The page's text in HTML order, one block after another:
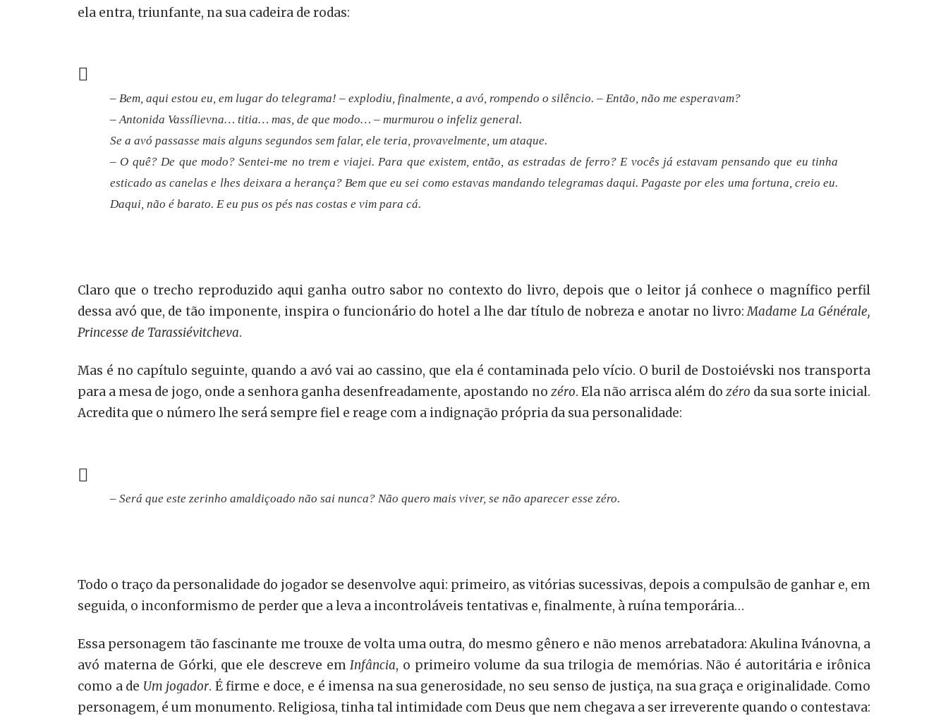
ela entra, triunfante, na sua cadeira de rodas:
– Bem, aqui estou eu, em lugar do telegrama! – explodiu, finalmente, a avó, rompendo o silêncio. – Então, não me esperavam?
– Antonida Vassílievna… titia… mas, de que modo… – murmurou o infeliz general.
Se a avó passasse mais alguns segundos sem falar, ele teria, provavelmente, um ataque.
– O quê? De que modo? Sentei-me no trem e viajei. Para que existem, então, as estradas de ferro? E vocês já estavam pensando que eu tinha
esticado as canelas e lhes deixara a herança? Bem que eu sei como estavas mandando telegramas daqui. Pagaste por eles uma fortuna, creio eu.
Daqui, não é barato. E eu pus os pés nas costas e vim para cá.
Claro que o trecho reproduzido aqui ganha outro sabor no contexto do livro, depois que o leitor já conhece o magnífico perfil
dessa avó que, de tão imponente, inspira o funcionário do hotel a lhe dar título de nobreza e anotar no livro:Madame La Générale,
Princesse de Tarassiévitcheva.
Mas é no capítulo seguinte, quando a avó vai ao cassino, que ela é contaminada pelo vício. O buril de Dostoiévski nos transporta
para a mesa de jogo, onde a senhora ganha desenfreadamente, apostando no zéro. Ela não arrisca além do zéro da sua sorte inicial.
Acredita que o número lhe será sempre fiel e reage com a indignação própria da sua personalidade:
– Será que este zerinho amaldiçoado não sai nunca? Não quero mais viver, se não aparecer essezéro.
Todo o traço da personalidade do jogador se desenvolve aqui: primeiro, as vitórias sucessivas, depois a compulsão de ganhar e, em
seguida, o inconformismo de perder que a leva a incontroláveis tentativas e, finalmente, à ruína temporária…
Essa personagem tão fascinante me trouxe de volta uma outra, do mesmo gênero e não menos arrebatadora: Akulina Ivánovna, a
avó materna de Górki, que ele descreve emInfância, o primeiro volume da sua trilogia de memórias. Não é autoritária e irônica
como a de Um jogador. É firme e doce, e é imensa na sua generosidade, no seu senso de justiça, na sua graça e originalidade. Como
personagem, é um monumento. Religiosa, tinha tal intimidade com Deus que nem chegava a ser irreverente quando o contestava: